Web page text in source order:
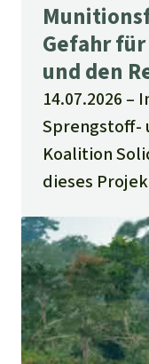
Gefahr
und den
14.07.2026
Sprengstoff-
Koalition
dieses